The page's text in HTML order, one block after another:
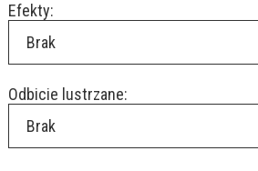
Efekty:
Brak
Odbicie lustrzane:
Brak